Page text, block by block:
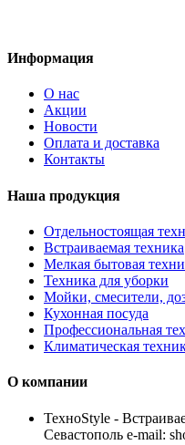
Информация
О нас
Акции
Новости
Оплата и доставка
Контакты
Наша продукция
Отдельностоящая
Встраиваемая техника
Мелкая бытовая
Техника для уборки
Мойки, смесители,
Кухонная посуда
Профессиональная
Климатическая
О компании
TexноStyle -
Севастополь e-mail: